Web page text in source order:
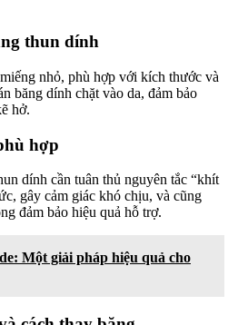
thun dính
nhỏ, phù hợp với kích thước và
băng dính chặt vào da, đảm bảo
hở.
hợp
dính cần tuân thủ nguyên tắc “khít
gây cảm giác khó chịu, và cũng
đảm bảo hiệu quả hỗ trợ.
Một giải pháp hiệu quả cho